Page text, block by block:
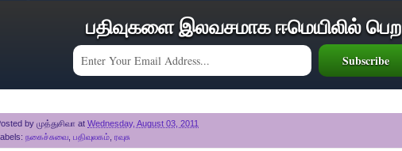
பதிவுகளை இலவசமாக ஈமெயிலில் பெற
by முத்துசிவா at Wednesday, August 03, 2011
நகைச்சுவை, பதிவுலகம், ரவுசு